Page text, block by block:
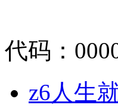
代码：
z6人生